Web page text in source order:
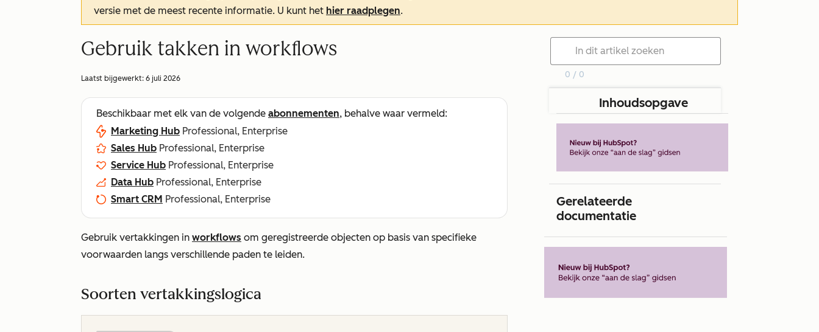
versie met de meest recente informatie. U kunt het hier raadplegen.
Gebruik takken in workflows
Laatst bijgewerkt: 6 juli 2026
Beschikbaar met elk van de volgende abonnementen, behalve waar vermeld:
Marketing Hub Professional, Enterprise
Sales Hub Professional, Enterprise
Service Hub Professional, Enterprise
Data Hub Professional, Enterprise
Smart CRM Professional, Enterprise
Gebruik vertakkingen in workflows om geregistreerde objecten op basis van specifieke
voorwaarden langs verschillende paden te leiden.
Soorten vertakkingslogica
0 / 0
Inhoudsopgave
Gerelateerde
documentatie